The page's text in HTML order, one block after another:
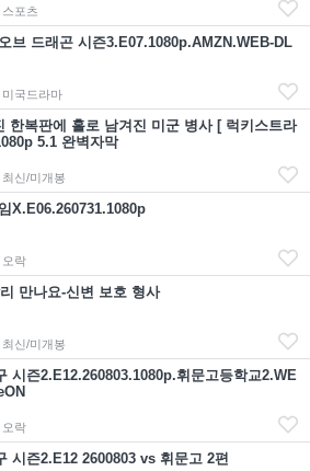
스포츠
브 드래곤 시즌3.E07.1080p.AMZN.WEB-DL
미국드라마
한복판에 홀로 남겨진 미군 병사 [ 럭키스트라
5.1 완벽자막
최신/미개봉
X.E06.260731.1080p
오락
만나요-신변 보호 형사
최신/미개봉
시즌2.E12.260803.1080p.휘문고등학교2.WE
오락
시즌2.E12 2600803 vs 휘문고 2편